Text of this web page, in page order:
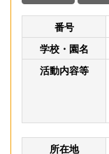
番号
学校・園名
活動内容等
所在地